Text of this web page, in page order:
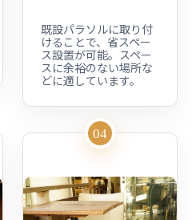
既設パラソルに取り付
けることで、省スペー
ス設置が可能。スペー
スに余裕のない場所な
どに適しています。
04